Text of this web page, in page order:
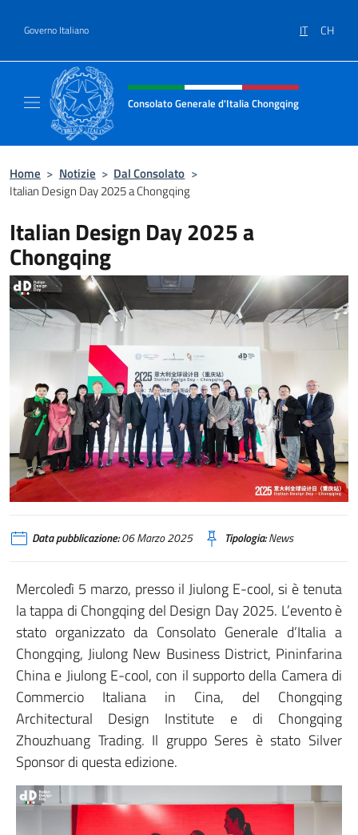
Governo Italiano IT CH
Intestazione sito, social e menù
Consolato Generale d'Italia Chongqing
Home > Notizie > Dal Consolato >
Italian Design Day 2025 a Chongqing
Italian Design Day 2025 a
Chongqing
Data pubblicazione:06 Marzo 2025 Tipologia:News
Mercoledì 5 marzo, presso il Jiulong E-cool, si è tenuta
la tappa di Chongqing del Design Day 2025. L’evento è
stato organizzato da Consolato Generale d’Italia a
Chongqing, Jiulong New Business District, Pininfarina
China e Jiulong E-cool, con il supporto della Camera di
Commercio Italiana in Cina, del Chongqing
Architectural Design Institute e di Chongqing
Zhouzhuang Trading. Il gruppo Seres è stato Silver
Sponsor di questa edizione.